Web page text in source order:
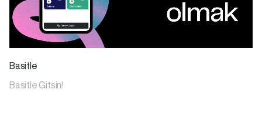
Basitle
Basitle Gitsin!